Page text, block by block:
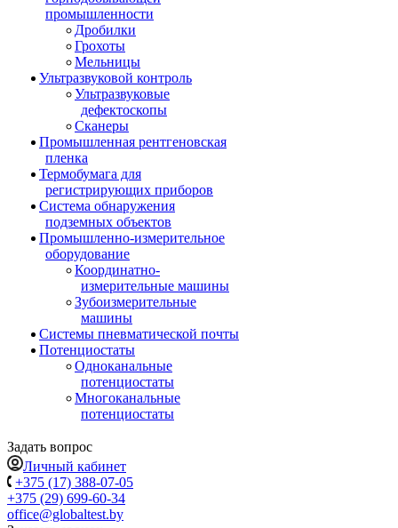
промышленности
Дробилки
Грохоты
Мельницы
Ультразвуковой контроль
Ультразвуковые
дефектоскопы
Сканеры
Промышленная рентгеновская
пленка
Термобумага для
регистрирующих приборов
Система обнаружения
подземных объектов
Промышленно-измерительное
оборудование
Координатно-
измерительные машины
Зубоизмерительные
машины
Системы пневматической почты
Потенциостаты
Одноканальные
потенциостаты
Многоканальные
потенциостаты
Задать вопрос
Личный кабинет
+375 (17) 388-07-05
+375 (29) 699-60-34
office@globaltest.by